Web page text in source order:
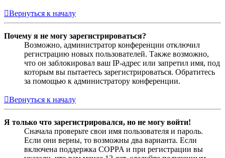
Вернуться к началу
Почему я не могу зарегистрироваться?
Возможно, администратор конференции отключил
регистрацию новых пользователей. Также возможно,
что он заблокировал ваш IP-адрес или запретил имя, под
которым вы пытаетесь зарегистрироваться. Обратитесь
за помощью к администратору конференции.
Вернуться к началу
Я только что зарегистрировался, но не могу войти!
Сначала проверьте свои имя пользователя и пароль.
Если они верны, то возможны два варианта. Если
включена поддержка COPPA и при регистрации вы